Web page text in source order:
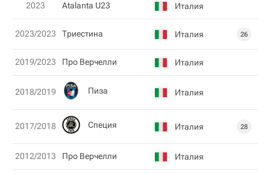
2023 Atalanta U23 Италия
2023/2023 Триестина Италия 26
2019/2023 Про Верчелли Италия
2018/2019 Пиза Италия
2017/2018 Специя Италия 28
2012/2013 Про Верчелли Италия